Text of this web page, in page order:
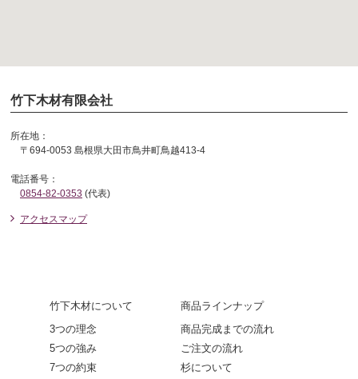
竹下木材有限会社
所在地：
〒694-0053 島根県大田市鳥井町鳥越413-4
電話番号：
0854-82-0353 (代表)
アクセスマップ
竹下木材について
3つの理念
5つの強み
7つの約束
商品ラインナップ
商品完成までの流れ
ご注文の流れ
杉について